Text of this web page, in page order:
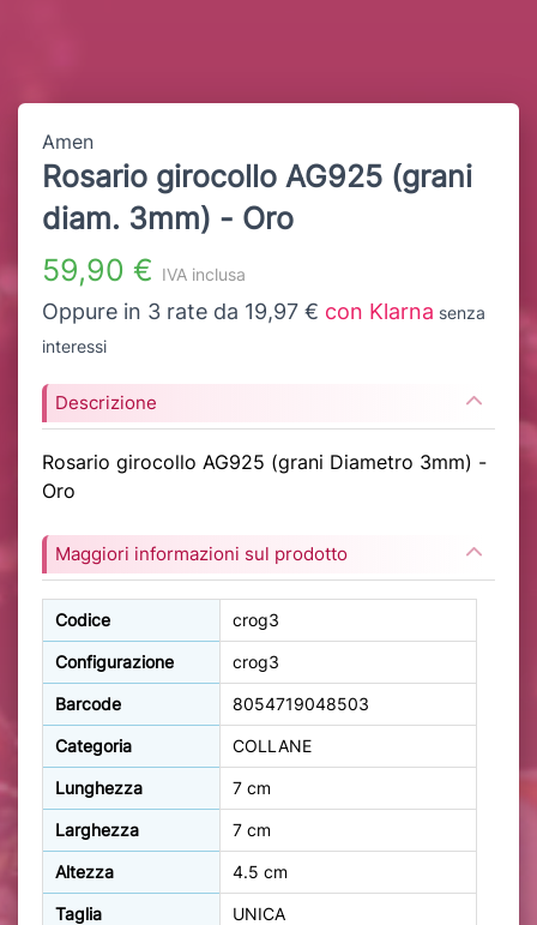
Amen
Rosario girocollo AG925 (grani
diam. 3mm) - Oro
59,90 € IVA inclusa
Oppure in 3 rate da 19,97 € con Klarna senza
interessi
Descrizione
Rosario girocollo AG925 (grani Diametro 3mm) -
Oro
Maggiori informazioni sul prodotto
Codice crog3
Configurazione crog3
Barcode 8054719048503
Categoria COLLANE
Lunghezza 7 cm
Larghezza 7 cm
Altezza 4.5 cm
Taglia UNICA